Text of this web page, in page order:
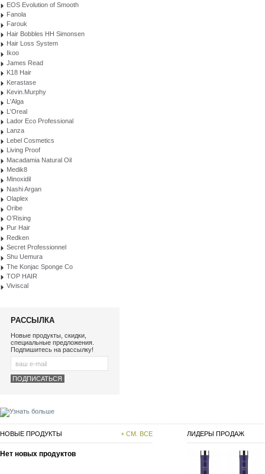
EOS Evolution of Smooth
Fanola
Farouk
Hair Bobbles HH Simonsen
Hair Loss System
Ikoo
James Read
K18 Hair
Kerastase
Kevin.Murphy
L'Alga
L'Oreal
Lador Eco Professional
Lanza
Lebel Cosmetics
Living Proof
Macadamia Natural Oil
Medik8
Minoxidil
Nashi Argan
Olaplex
Oribe
O’Rising
Pur Hair
Redken
Secret Professionnel
Shu Uemura
The Konjac Sponge Co
TOP HAIR
Viviscal
РАССЫЛКА
Новые продукты, скидки,
специальные предложения.
Подпишитесь на рассылку!
НОВЫЕ ПРОДУКТЫ + СМ. ВСЕ
Нет новых продуктов
ЛИДЕРЫ ПРОДАЖ